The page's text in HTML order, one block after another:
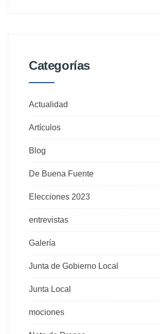
Categorías
Actualidad
Artículos
Blog
De Buena Fuente
Elecciones 2023
entrevistas
Galería
Junta de Gobierno Local
Junta Local
mociones